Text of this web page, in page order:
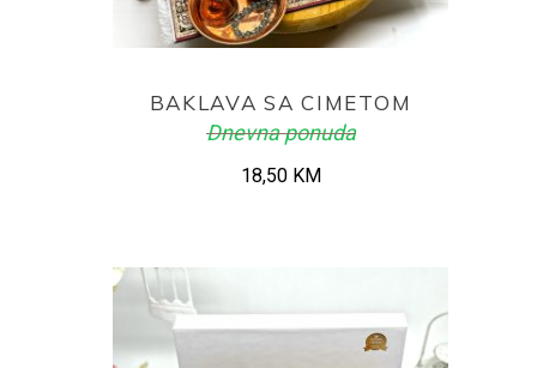
BAKLAVA SA CIMETOM
Dnevna ponuda
18,50 KM